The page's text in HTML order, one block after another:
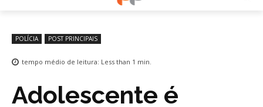
POLÍCIA POST PRINCIPAIS
tempo médio de leitura: Less than 1 min.
Adolescente é